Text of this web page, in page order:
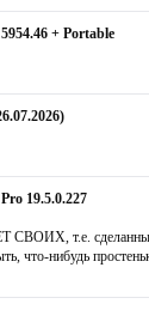
+ Portable
19.5.0.227
СВОИХ, т.е.
что-нибудь